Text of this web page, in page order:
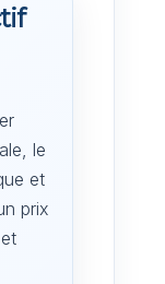
le
et
prix